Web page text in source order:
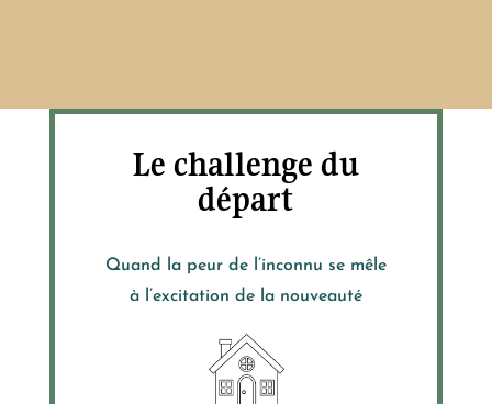
Le challenge du
départ
Quand la peur de l’inconnu se mêle
à l’excitation de la nouveauté